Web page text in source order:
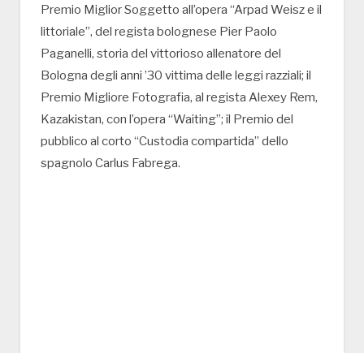
Premio Miglior Soggetto all’opera “Arpad Weisz e il
littoriale”, del regista bolognese Pier Paolo
Paganelli, storia del vittorioso allenatore del
Bologna degli anni ’30 vittima delle leggi razziali; il
Premio Migliore Fotografia, al regista Alexey Rem,
Kazakistan, con l’opera “Waiting”; il Premio del
pubblico al corto “Custodia compartida” dello
spagnolo Carlus Fabrega.